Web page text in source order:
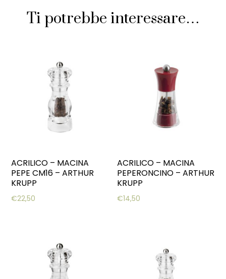
Ti potrebbe interessare…
ACRILICO – MACINA
PEPE CM16 – ARTHUR
KRUPP
€22,50
ACRILICO – MACINA
PEPERONCINO – ARTHUR
KRUPP
€14,50